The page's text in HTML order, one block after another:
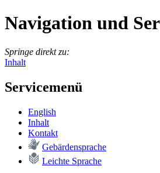
Navigation und
Springe direkt zu:
Inhalt
Servicemenü
English
In­halt
Kon­takt
Ge­bär­den­spra­che
Leich­te Spra­che